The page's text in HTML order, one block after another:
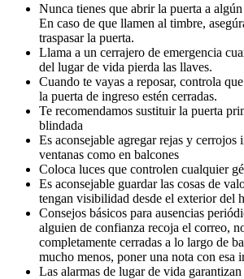
Nunca tienes que abrir la puerta a algún
En caso de que llamen al timbre,
traspasar la puerta.
Llama a un cerrajero de emergencia
del lugar de vida pierda las llaves.
Cuando te vayas a reposar, controla
la puerta de ingreso estén cerradas.
Te recomendamos sustituir la puerta
blindada
Es aconsejable agregar rejas y cerrojos
ventanas como en balcones
Coloca luces que controlen cualquier
Es aconsejable guardar las cosas de
tengan visibilidad desde el exterior del
Consejos básicos para ausencias
alguien de confianza recoja el correo,
completamente cerradas a lo largo de
mucho menos, poner una nota con esa
Las alarmas de lugar de vida